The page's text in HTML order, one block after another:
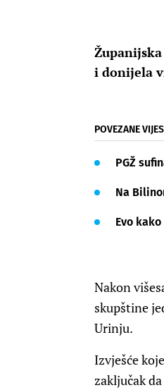
i donijela
POVEZANE
PGŽ
Na
Evo
Nakon
skupštine
Urinju.
Izvješće
zaključak